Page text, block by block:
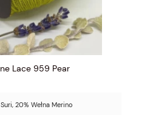
Lace 959 Pear
20% Wełna Merino